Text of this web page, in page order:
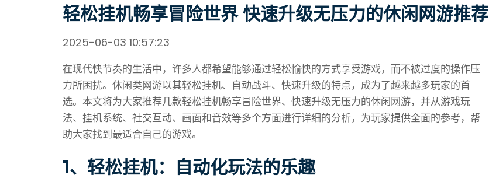
轻松挂机畅享冒险世界 快速升级无压力的休闲网游推荐
2025-06-03 10:57:23
在现代快节奏的生活中，许多人都希望能够通过轻松愉快的方式享受游戏，而不被过度的操作压
力所困扰。休闲类网游以其轻松挂机、自动战斗、快速升级的特点，成为了越来越多玩家的首
选。本文将为大家推荐几款轻松挂机畅享冒险世界、快速升级无压力的休闲网游，并从游戏玩
法、挂机系统、社交互动、画面和音效等多个方面进行详细的分析，为玩家提供全面的参考，帮
助大家找到最适合自己的游戏。
1、轻松挂机：自动化玩法的乐趣